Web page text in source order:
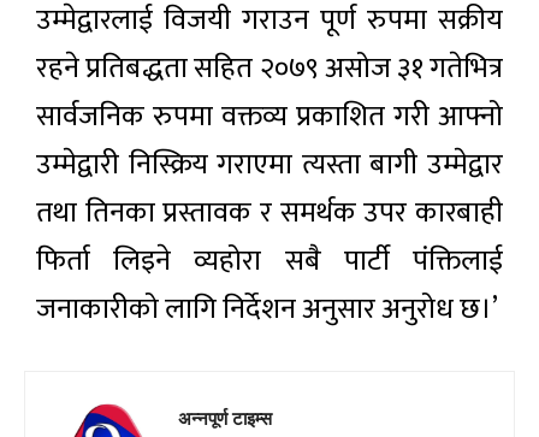
उम्मेद्वारलाई विजयी गराउन पूर्ण रुपमा सक्रीय
रहने प्रतिबद्धता सहित २०७९ असोज ३१ गतेभित्र
सार्वजनिक रुपमा वक्तव्य प्रकाशित गरी आफ्नो
उम्मेद्वारी निस्क्रिय गराएमा त्यस्ता बागी उम्मेद्वार
तथा तिनका प्रस्तावक र समर्थक उपर कारबाही
फिर्ता लिइने व्यहोरा सबै पार्टी पंक्तिलाई
जनाकारीको लागि निर्देशन अनुसार अनुरोध छ।’
अन्नपूर्ण टाइम्स